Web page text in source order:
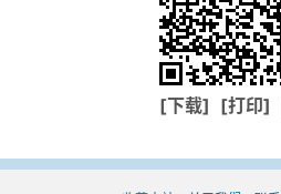
[下载] [打印]